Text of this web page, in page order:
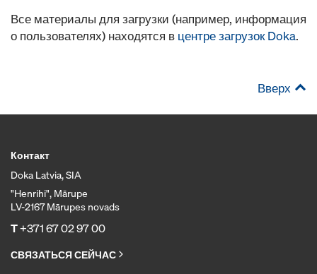
Все материалы для загрузки (например, информация
о пользователях) находятся в центре загрузок Doka.
Вверх
Контакт
Doka Latvia, SIA
"Henrihi", Mārupe
LV-2167 Mārupes novads
T+371 67 02 97 00
СВЯЗАТЬСЯ СЕЙЧАС